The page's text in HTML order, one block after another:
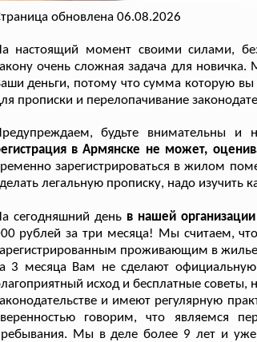
обновлена 06.08.2026
настоящий момент своими силами,
очень сложная задача для
деньги, потому что сумма которую вы
прописки и перелопачивание
будьте внимательны и
в Армянске не может,
зарегистрироваться в жилом
легальную прописку, надо изучить
сегодняшний деньв нашей организации
рублей за три месяца! Мы считаем,
проживающим в жилье
3 месяца Вам не сделают
исход и бесплатные
и имеют регулярную
говорим, что являемся
Мы в деле более 9 лет и уже